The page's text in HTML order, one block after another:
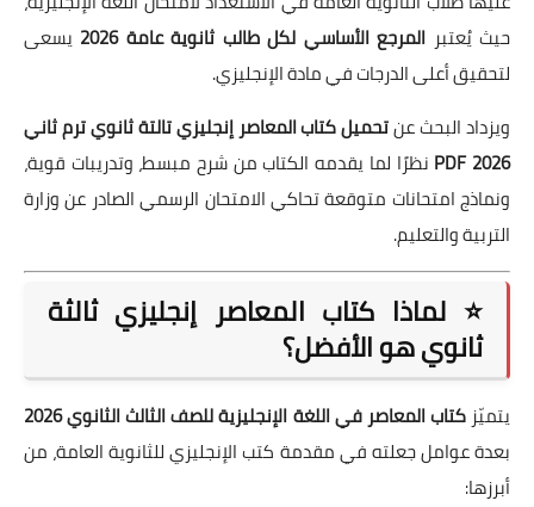
حيث يُعتبر المرجع الأساسي لكل طالب ثانوية عامة 2026
يسعى
لتحقيق أعلى الدرجات في مادة الإنجليزي.
ويزداد البحث عنتحميل كتاب المعاصر إنجليزي تالتة ثانوي ترم ثاني
2026 PDF
نظرًا لما يقدمه الكتاب من شرح مبسط، وتدريبات قوية،
ونماذج امتحانات متوقعة تحاكي الامتحان الرسمي الصادر عن وزارة
التربية والتعليم.
⭐ لماذا كتاب المعاصر إنجليزي ثالثة
ثانوي هو الأفضل؟
يتميّزكتاب المعاصر في اللغة الإنجليزية للصف الثالث الثانوي 2026
بعدة عوامل جعلته في مقدمة كتب الإنجليزي للثانوية العامة، من
أبرزها: